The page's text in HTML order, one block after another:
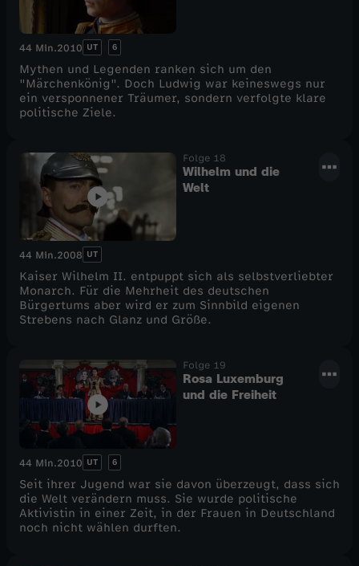
44 Min.2010 UT 6
Mythen und Legenden ranken sich um den
"Märchenkönig". Doch Ludwig war keineswegs nur
ein versponnener Träumer, sondern verfolgte klare
politische Ziele.
Folge 18
Wilhelm und die
Welt
44 Min.2008 UT
Kaiser Wilhelm II. entpuppt sich als selbstverliebter
Monarch. Für die Mehrheit des deutschen
Bürgertums aber wird er zum Sinnbild eigenen
Strebens nach Glanz und Größe.
Folge 19
Rosa Luxemburg
und die Freiheit
44 Min.2010 UT 6
Seit ihrer Jugend war sie davon überzeugt, dass sich
die Welt verändern muss. Sie wurde politische
Aktivistin in einer Zeit, in der Frauen in Deutschland
noch nicht wählen durften.